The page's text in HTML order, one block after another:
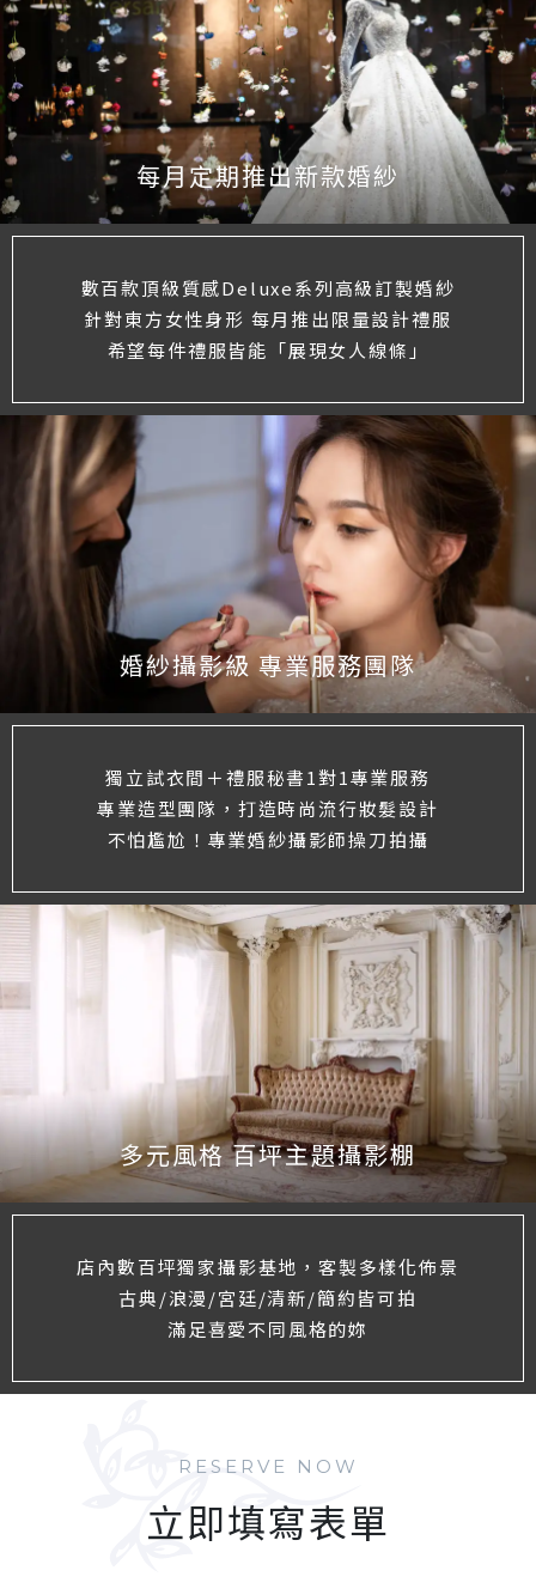
每月定期推出新款婚紗
數百款頂級質感Deluxe系列高級訂製婚紗
針對東方女性身形 每月推出限量設計禮服
希望每件禮服皆能「展現女人線條」
婚紗攝影級 專業服務團隊
獨立試衣間＋禮服秘書1對1專業服務
專業造型團隊，打造時尚流行妝髮設計
不怕尷尬！專業婚紗攝影師操刀拍攝
多元風格 百坪主題攝影棚
店內數百坪獨家攝影基地，客製多樣化佈景
古典/浪漫/宮廷/清新/簡約皆可拍
滿足喜愛不同風格的妳
RESERVE NOW
立即填寫表單